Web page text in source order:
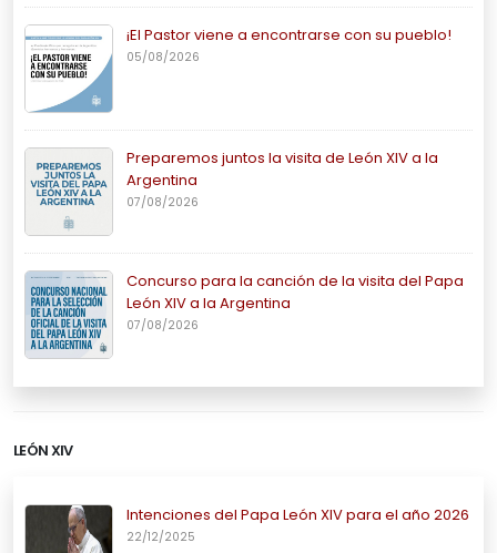
¡El Pastor viene a encontrarse con su pueblo!
05/08/2026
Preparemos juntos la visita de León XIV a la
Argentina
07/08/2026
Concurso para la canción de la visita del Papa
León XIV a la Argentina
07/08/2026
LEÓN XIV
Intenciones del Papa León XIV para el año 2026
22/12/2025